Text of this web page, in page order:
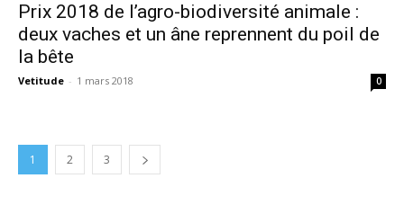
Prix 2018 de l’agro-biodiversité animale :
deux vaches et un âne reprennent du poil de
la bête
Vetitude - 1 mars 2018 0
1 2 3